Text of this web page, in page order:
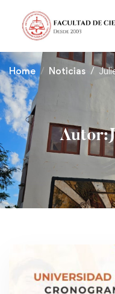
Home Noticias
Autor: